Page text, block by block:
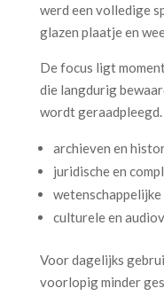
werd een volledige
glazen plaatje en
De focus ligt
die langdurig
wordt geraadpleegd.
archieven en
juridische en
culturele en
Voor dagelijks
voorlopig minder